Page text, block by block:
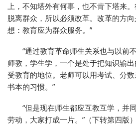
上，不知塔外有何事，也不肯下塔来
脱离群众，所以必须改革。改革的方
想：教育应为群众服务。”
“通过教育革命师生关系也与以前
师教，学生学，一个是处于把知识输
受教育的地位。老师可以用考试、分
书本的习惯。”
“但是现在师生都应互教互学，并
劳动，大家打成一片。”（下转第四版